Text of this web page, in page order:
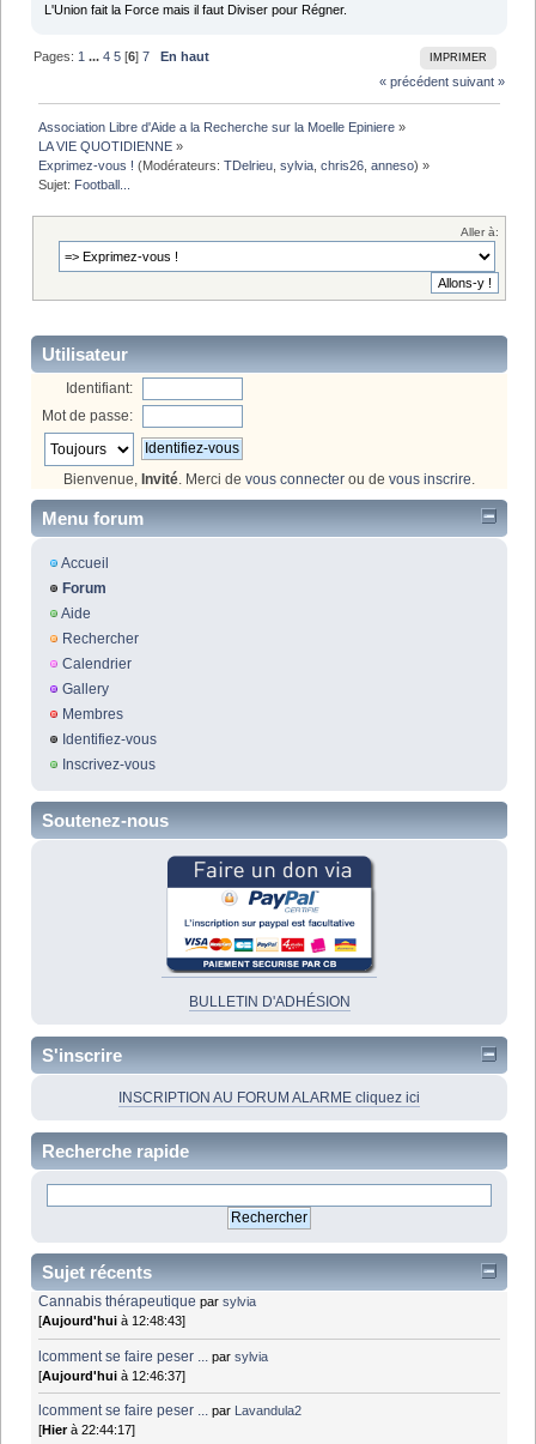
L'Union fait la Force mais il faut Diviser pour Régner.
IMPRIMER
Pages: 1 ...4 5 [6]7
En haut
« précédent suivant »
Association Libre d'Aide a la Recherche sur la Moelle Epiniere »
LA VIE QUOTIDIENNE »
Exprimez-vous ! (Modérateurs:TDelrieu ,sylvia ,chris26 ,anneso) »
Sujet: Football...
Aller à:
Utilisateur
Identifiant:
Mot de passe:
Bienvenue, Invité. Merci de vous connecter ou de vous inscrire.
Menu forum
Accueil
Forum
Aide
Rechercher
Calendrier
Gallery
Membres
Identifiez-vous
Inscrivez-vous
Soutenez-nous
BULLETIN D'ADHÉSION
S'inscrire
INSCRIPTION AU FORUM ALARME cliquez ici
Recherche rapide
Sujet récents
Cannabis thérapeutique parsylvia
[Aujourd'hui à 12:48:43]
lcomment se faire peser ... parsylvia
[Aujourd'hui à 12:46:37]
lcomment se faire peser ... par Lavandula2
[Hierà 22:44:17]